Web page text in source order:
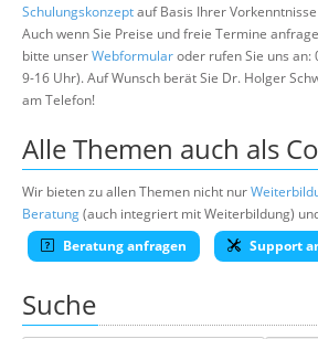
Schulungskonzeptauf Basis Ihrer
Auch wenn Sie Preise und freie Termine
bitte unserWebformularoder rufen Sie uns an:
9-16 Uhr). Auf Wunsch berät Sie Dr. Holger
am Telefon!
Alle Themen auch als
Wir bieten zu allen Themen nicht nur
Beratung(auch integriert mit Weiterbildung)
Beratung anfragen
Support
Suche